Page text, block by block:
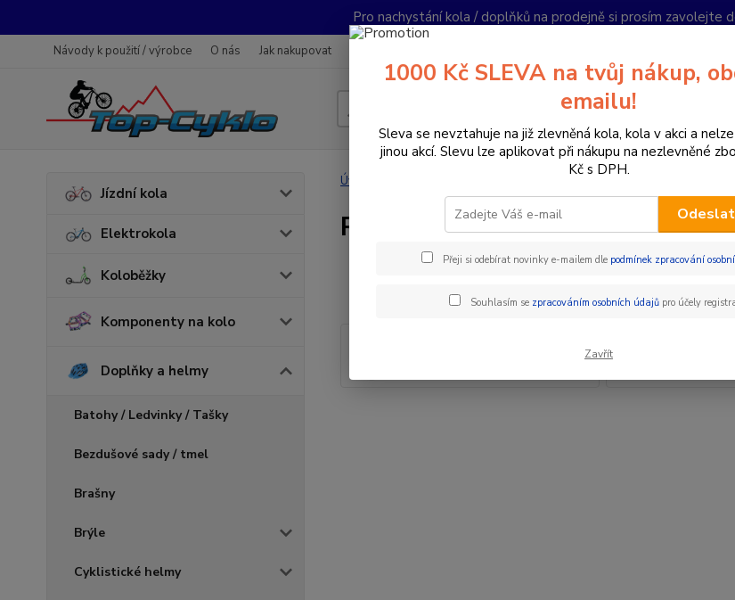
Pro nachystání kola / doplňků na prodejně si prosím zavolejte
Návody k použití / výrobce O nás Jak nakupovat
Hledat
Jízdní kola
Elektrokola
Koloběžky
Komponenty na kolo
Doplňky a helmy
Batohy / Ledvinky / Tašky
Bezdušové sady / tmel
Brašny
Brýle
Cyklistické helmy
Úvod
Rukavice
1000 Kč SLEVA na tvůj nákup,
emailu!
Sleva se nevztahuje na již zlevněná kola, kola v akci a
jinou akcí. Slevu lze aplikovat při nákupu na nezlevněné
Kč s DPH.
Odeslat
Přeji si odebírat novinky e-mailem dle podmínek zpracování
Souhlasím se zpracováním osobních údajůpro účely
Zavřít